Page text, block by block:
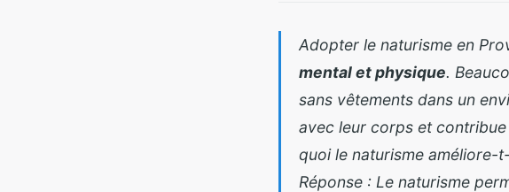
Adopter le naturisme en
mental et physique.
sans vêtements dans un
avec leur corps et
quoi le naturisme améliore-
Réponse : Le naturisme